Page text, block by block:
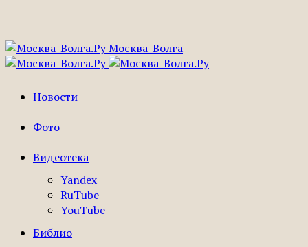
Москва-Волга
Новости
Фото
Видеотека
Yandex
RuTube
YouTube
Библио